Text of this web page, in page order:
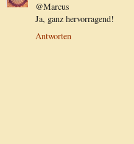
@Marcus
Ja, ganz hervorragend!
Antworten